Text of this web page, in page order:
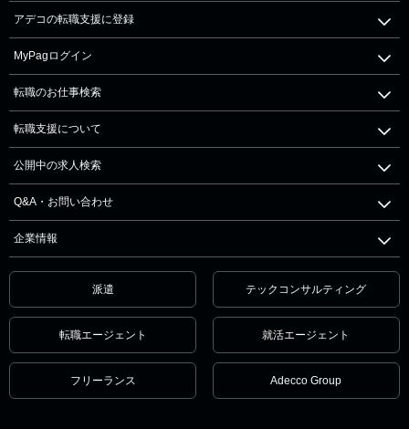
アデコの転職支援に登録
MyPagログイン
転職のお仕事検索
転職支援について
公開中の求人検索
Q&A・お問い合わせ
企業情報
派遣 テックコンサルティング
転職エージェント 就活エージェント
フリーランス Adecco Group